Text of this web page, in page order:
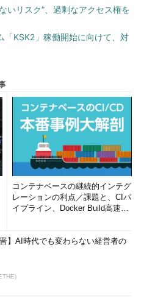
いリスク”、過剰なアクセス権を
「KSK2」稼働開始に向けて、対
コンテナベースの継続的インテグ
レーションの利点／課題と、CIパ
イプライン、Docker Build高速化
】AI時代でも変わらない経営者の